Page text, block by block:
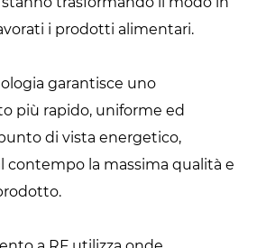
i prodotti alimentari.
garantisce uno
più rapido, uniforme ed
di vista energetico,
contempo la massima qualità e